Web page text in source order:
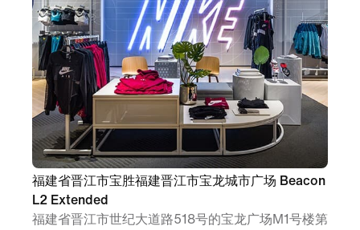
福建省晋江市宝胜福建晋江市宝龙城市广场 Beacon
L2 Extended
福建省晋江市世纪大道路518号的宝龙广场M1号楼第